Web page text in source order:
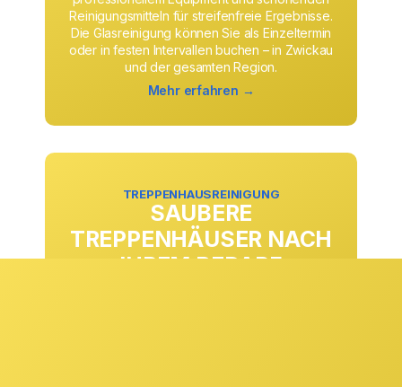
Reinigungsmitteln für streifenfreie Ergebnisse.
Die Glasreinigung können Sie als Einzeltermin
oder in festen Intervallen buchen – in Zwickau
und der gesamten Region.
Mehr erfahren →
TREPPENHAUSREINIGUNG
SAUBERE
TREPPENHÄUSER NACH
IHREM BEDARF